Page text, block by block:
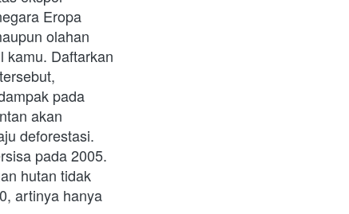
Eropa
olahan
kamu. Daftarkan
pada
akan
deforestasi.
pada 2005.
hutan tidak
artinya hanya